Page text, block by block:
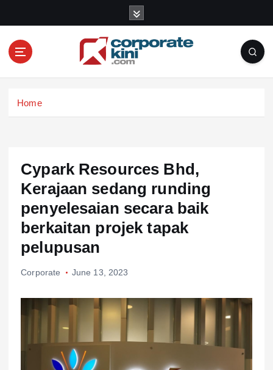
o
Home
Cypark Resources Bhd,
Kerajaan sedang runding
penyelesaian secara baik
berkaitan projek tapak
pelupusan
Corporate June 13, 2023